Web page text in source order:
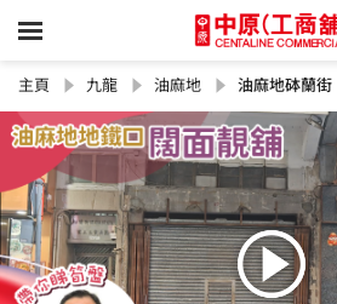
主頁 九龍 油麻地 油麻地砵蘭街